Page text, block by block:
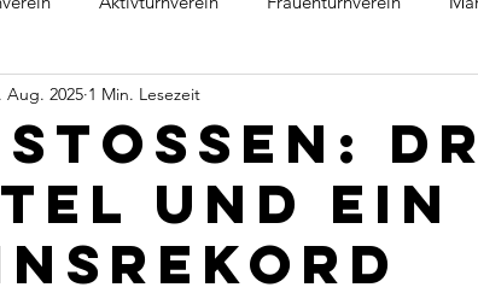
Leichtathletik
und ein
Aug. 2025 1 Min. Lesezeit